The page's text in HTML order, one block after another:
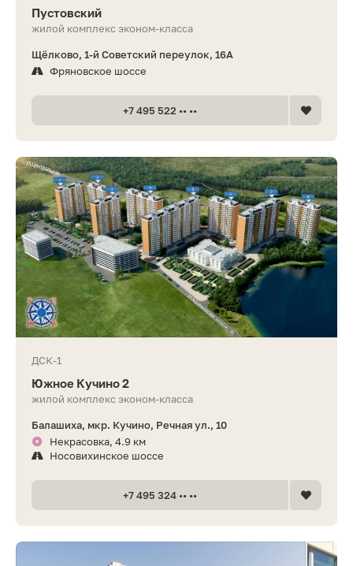
Пустовский
жилой комплекс эконом-класса
Щёлково, 1-й Советский переулок, 16А
Фряновское шоссе
+7 495 522 •• ••
ДСК-1
Южное Кучино 2
жилой комплекс эконом-класса
Балашиха, мкр. Кучино, Речная ул., 10
Некрасовка, 4.9 км
Носовихинское шоссе
+7 495 324 •• ••